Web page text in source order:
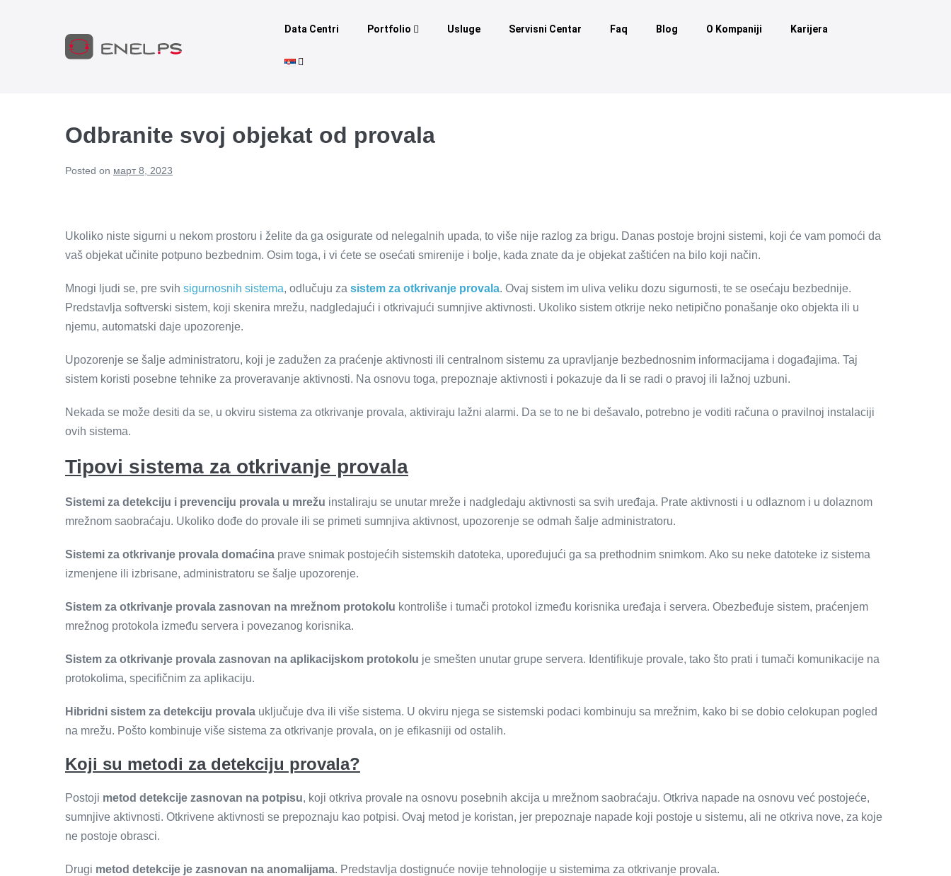
Data Centri Portfolio Usluge Servisni Centar Faq Blog O Kompaniji Karijera
Odbranite svoj objekat od provala
Posted on март 8, 2023
Ukoliko niste sigurni u nekom prostoru i želite da ga osigurate od nelegalnih upada, to više nije razlog za brigu. Danas postoje brojni sistemi, koji će vam pomoći da
vaš objekat učinite potpuno bezbednim. Osim toga, i vi ćete se osećati smirenije i bolje, kada znate da je objekat zaštićen na bilo koji način.
Mnogi ljudi se, pre svih sigurnosnih sistema, odlučuju za sistem za otkrivanje provala. Ovaj sistem im uliva veliku dozu sigurnosti, te se osećaju bezbednije.
Predstavlja softverski sistem, koji skenira mrežu, nadgledajući i otkrivajući sumnjive aktivnosti. Ukoliko sistem otkrije neko netipično ponašanje oko objekta ili u
njemu, automatski daje upozorenje.
Upozorenje se šalje administratoru, koji je zadužen za praćenje aktivnosti ili centralnom sistemu za upravljanje bezbednosnim informacijama i događajima. Taj
sistem koristi posebne tehnike za proveravanje aktivnosti. Na osnovu toga, prepoznaje aktivnosti i pokazuje da li se radi o pravoj ili lažnoj uzbuni.
Nekada se može desiti da se, u okviru sistema za otkrivanje provala, aktiviraju lažni alarmi. Da se to ne bi dešavalo, potrebno je voditi računa o pravilnoj instalaciji
ovih sistema.
Tipovi sistema za otkrivanje provala
Sistemi za detekciju i prevenciju provala u mrežu instaliraju se unutar mreže i nadgledaju aktivnosti sa svih uređaja. Prate aktivnosti i u odlaznom i u dolaznom
mrežnom saobraćaju. Ukoliko dođe do provale ili se primeti sumnjiva aktivnost, upozorenje se odmah šalje administratoru.
Sistemi za otkrivanje provala domaćina prave snimak postojećih sistemskih datoteka, upoređujući ga sa prethodnim snimkom. Ako su neke datoteke iz sistema
izmenjene ili izbrisane, administratoru se šalje upozorenje.
Sistem za otkrivanje provala zasnovan na mrežnom protokolu kontroliše i tumači protokol između korisnika uređaja i servera. Obezbeđuje sistem, praćenjem
mrežnog protokola između servera i povezanog korisnika.
Sistem za otkrivanje provala zasnovan na aplikacijskom protokolu je smešten unutar grupe servera. Identifikuje provale, tako što prati i tumači komunikacije na
protokolima, specifičnim za aplikaciju.
Hibridni sistem za detekciju provala uključuje dva ili više sistema. U okviru njega se sistemski podaci kombinuju sa mrežnim, kako bi se dobio celokupan pogled
na mrežu. Pošto kombinuje više sistema za otkrivanje provala, on je efikasniji od ostalih.
Koji su metodi za detekciju provala?
Postoji metod detekcije zasnovan na potpisu, koji otkriva provale na osnovu posebnih akcija u mrežnom saobraćaju. Otkriva napade na osnovu već postojeće,
sumnjive aktivnosti. Otkrivene aktivnosti se prepoznaju kao potpisi. Ovaj metod je koristan, jer prepoznaje napade koji postoje u sistemu, ali ne otkriva nove, za koje
ne postoje obrasci.
Drugi metod detekcije je zasnovan na anomalijama. Predstavlja dostignuće novije tehnologije u sistemima za otkrivanje provala.